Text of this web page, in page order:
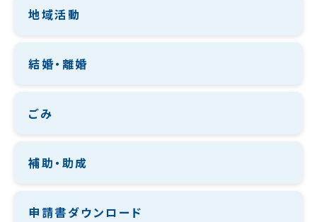
地域活動
結婚・離婚
ごみ
補助・助成
申請書ダウンロード